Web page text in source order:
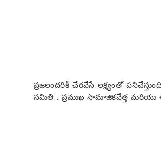
ప్రజలందరికీ చేరవేసే లక్ష్యంతో
సమితి.. ప్రముఖ సామాజికవేత్త మరియు